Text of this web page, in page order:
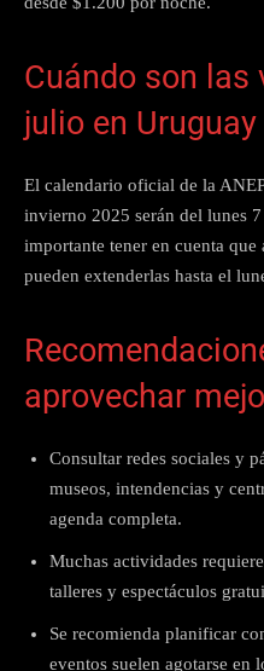
Cuándo son las
julio en
El calendario oficial de la
invierno 2025 serán del lunes
importante tener en cuenta
pueden extenderlas hasta el
aprovechar
Consultar redes sociales y
museos, intendencias y
agenda completa.
Muchas actividades
talleres y espectáculos
Se recomienda planificar
eventos suelen agotarse en